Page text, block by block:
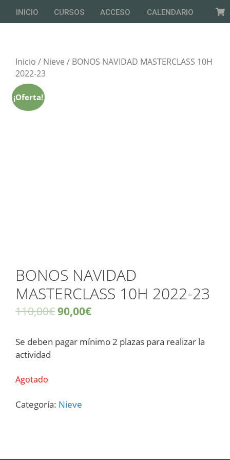
INICIO CURSOS ACCESO CALENDARIO
Inicio / Nieve / BONOS NAVIDAD MASTERCLASS 10H
2022-23
¡Oferta!
BONOS NAVIDAD
MASTERCLASS 10H 2022-23
110,00€90,00€
Se deben pagar mínimo 2 plazas para realizar la
actividad
Agotado
Categoría: Nieve